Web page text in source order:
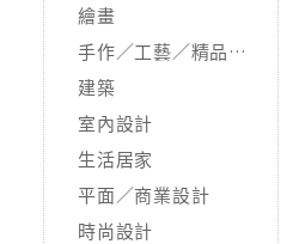
繪畫
手作／工藝／精品收藏
建築
室內設計
生活居家
平面／商業設計
時尚設計